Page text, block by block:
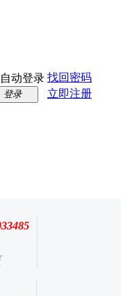
自动登录 找回密码
登录
立即注册